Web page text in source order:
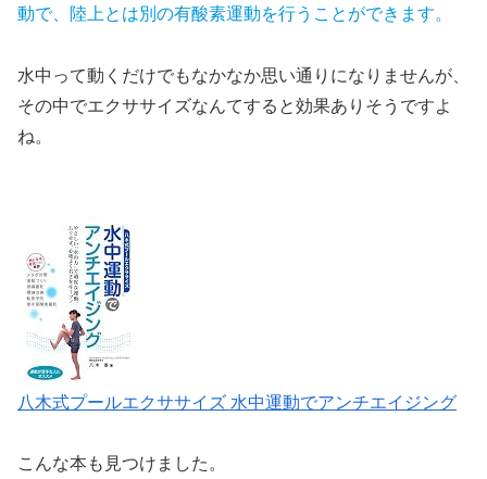
動で、陸上とは別の有酸素運動を行うことができます。
水中って動くだけでもなかなか思い通りになりませんが、
その中でエクササイズなんてすると効果ありそうですよ
ね。
八木式プールエクササイズ 水中運動でアンチエイジング
こんな本も見つけました。